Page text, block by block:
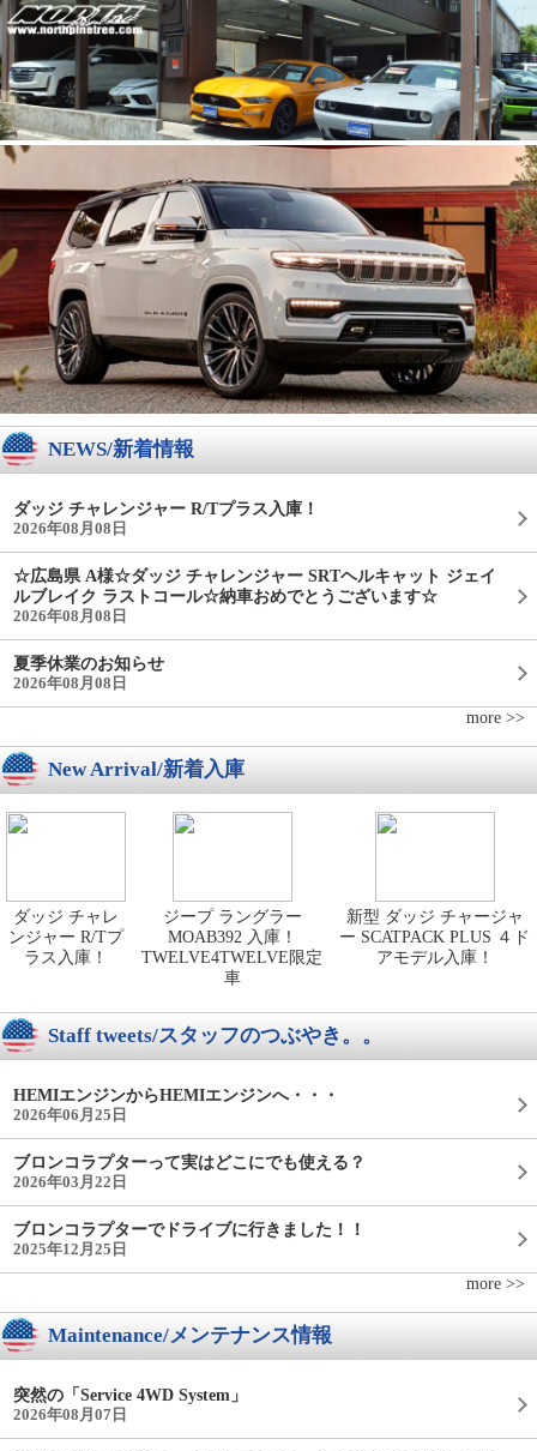
NEWS/新着情報
ダッジ チャレンジャー R/Tプラス入庫！
2026年08月08日
☆広島県 A様☆ダッジ チャレンジャー SRTヘルキャット ジェイ
ルブレイク ラストコール☆納車おめでとうございます☆
2026年08月08日
夏季休業のお知らせ
2026年08月08日
more >>
New Arrival/新着入庫
ダッジ チャレ
ンジャー R/Tプ
ラス入庫！
ジープ ラングラー
MOAB392 入庫！
TWELVE4TWELVE限定
車
新型 ダッジ チャージャ
ー SCATPACK PLUS ４ド
アモデル入庫！
Staff tweets/スタッフのつぶやき。。
HEMIエンジンからHEMIエンジンへ・・・
2026年06月25日
ブロンコラプターって実はどこにでも使える？
2026年03月22日
ブロンコラプターでドライブに行きました！！
2025年12月25日
more >>
Maintenance/メンテナンス情報
突然の「Service 4WD System」
2026年08月07日